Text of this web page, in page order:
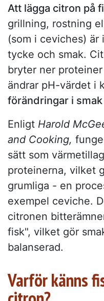
Att lägga citron på
grillning, rostning
(som i ceviches) är
tycke och smak.
bryter ner
ändrar pH-värdet i
förändringar i
Enligt Harold
and Cooking,
sätt som
proteinerna, vilket
grumliga - en
exempel ceviche.
citronen
fisk", vilket gör
balanserad.
Varför känns